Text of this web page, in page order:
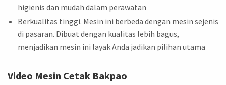
higienis dan mudah dalam perawatan
Berkualitas tinggi. Mesin ini berbeda dengan mesin sejenis
di pasaran. Dibuat dengan kualitas lebih bagus,
menjadikan mesin ini layak Anda jadikan pilihan utama
Video Mesin Cetak Bakpao